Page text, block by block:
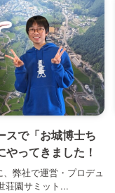
スで「お城博士ち
やってきました！
弊社で運営・プロデュ
荘園サミット...